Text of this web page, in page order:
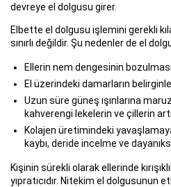
devreye el dolgusu girer.
Elbette el dolgusu işlemini gerekli
sınırlı değildir. Şu nedenler de el
Ellerin nem dengesinin
El üzerindeki damarların
Uzun süre güneş ışınlarına
kahverengi lekelerin ve çillerin
Kolajen üretimindeki
kaybı, deride incelme ve
Kişinin sürekli olarak ellerinde
yıpratıcıdır. Nitekim el dolgusunun